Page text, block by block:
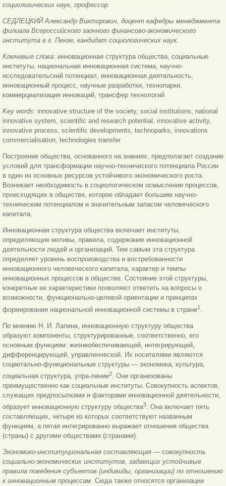
социологических наук, профессор.
СЕДЛЕЦКИЙ Александр Викторович, доцент кафедры менеджмента
филиала Всероссийского заочного финансово-экономического
института в г. Пензе, кандидат социологических наук.
Ключевые слова: инновационная структура общества, социальные
институты, национальная инновационная система, научно-
исследовательский потенциал, инновационная деятельность,
инновационный процесс, научные разработки, технопарки,
коммерциализация инноваций, трансфер технологий
Key words: innovative structure of the society, social institutions, national
innovative system, scientific and research potential, innovative activity,
innovative process, scientific developments, technoparks, innovations
commercialisation, technologies transfer
Построение общества, основанного на знаниях, предполагает создание
условий для трансформации научно-технического потенциала России
в один из основных ресурсов устойчивого экономического роста.
Возникает необходимость в социологическом осмыслении процессов,
происходящих в обществе, которое обладает большим научно-
техническим потенциалом и значительным запасом человеческого
капитала.
Инновационная структура общества включает институты,
определяющие мотивы, правила, содержание инновационной
деятельности людей и организаций. Тем самым эта структура
определяет уровень воспроизводства и востребованности
инновационного человеческого капитала, характер и темпы
инновационных процессов в обществе. Состояние этой структуры,
конкретные ее характеристики позволяют ответить на вопросы о
возможности, функционально-целевой ориентации и принципах
формирования национальной инновационной системы в стране1
По мнению Н. И. Лапина, инновационную структуру общества
образуют компоненты, структурированные, соответственно, его
основным функциям: жизнеобеспечивающей, интегрирующей,
дифференцирующей, управленческой. Их носителями являются
социетально-функциональные структуры — экономика, культура,
социальная структура, упра-ление2. Они организованы
преимущественно как социальные институты. Совокупность аспектов,
служащих предпосылками и факторами инновационной деятельности,
образует инновационную структуру общества3. Она включает пять
составляющих, четыре из которых соответствуют названным
функциям, а пятая интегрированно выражает отношения общества
(страны) с другими обществами (странами).
Экономико-институциональная составляющая — совокупность
социально-экономических институтов, задающих устойчивые
правила поведения субъектов (индивиды, организации) по отношению
к инновационным процессам. Сюда также относятся организации